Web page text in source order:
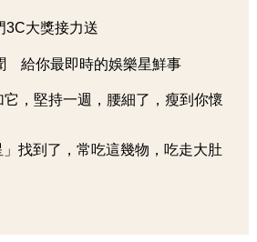
大獎接力送
給你最即時的娛樂星鮮事
，堅持一週，腰細了，瘦到你懷
找到了，常吃這幾物，吃走大肚